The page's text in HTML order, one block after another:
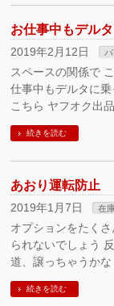
お仕事中もデル
2019年2月12日
スペースの関係で
仕事中もデルタに
こちら ヤフオク出
続きを読む
あおり運転防止
2019年1月7日 在
オプションをたく
られないでしょう
道、譲っちゃうか
続きを読む